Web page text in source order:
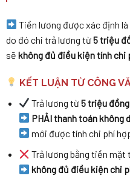
Tiền lương được xác định là
do đó chi trả lương từ5 triệu
sẽ không đủ điều kiện tính chi
KẾT LUẬN TỪ CÔNG
Trả lương từ5 triệu
PHẢI thanh toán không
mới được tính chi phí
Trả lương bằng tiền mặt
không đủ điều kiện chi